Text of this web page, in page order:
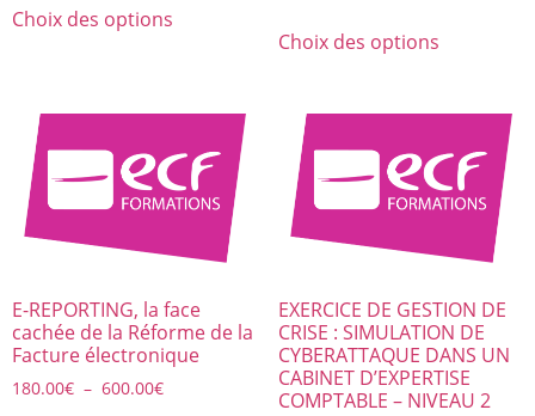
Choix des options
Choix des options
E-REPORTING, la face
cachée de la Réforme de la
Facture électronique
180.00€ – 600.00€
EXERCICE DE GESTION DE
CRISE : SIMULATION DE
CYBERATTAQUE DANS UN
CABINET D’EXPERTISE
COMPTABLE – NIVEAU 2